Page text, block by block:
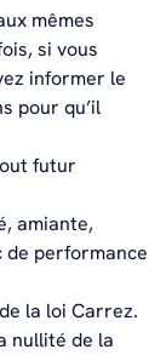
mêmes
si vous
informer le
pour qu’il
futur
amiante,
de performance
la loi Carrez.
nullité de la